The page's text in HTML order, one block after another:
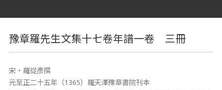
豫章羅先生文集十七卷年譜一卷 三冊
宋‧羅從彥撰
元至正二十五年（1365）羅天澤豫章書院刊本